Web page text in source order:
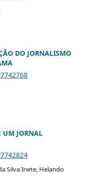
DO JORNALISMO
UM JORNAL
Silva Inete, Helando